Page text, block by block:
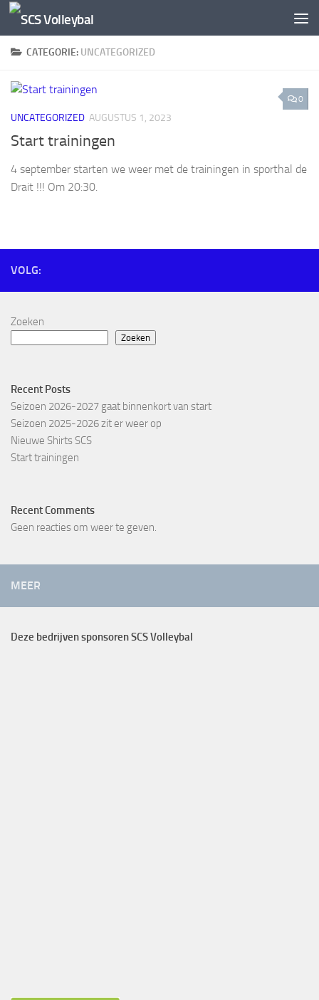
Doorgaan naar inhoud
CATEGORIE: UNCATEGORIZED
0
UNCATEGORIZED AUGUSTUS 1, 2023
Start trainingen
4 september starten we weer met de trainingen in sporthal de
Drait !!! Om 20:30.
VOLG:
Zoeken
Zoeken
Recent Posts
Seizoen 2026-2027 gaat binnenkort van start
Seizoen 2025-2026 zit er weer op
Nieuwe Shirts SCS
Start trainingen
Recent Comments
Geen reacties om weer te geven.
MEER
Deze bedrijven sponsoren SCS Volleybal